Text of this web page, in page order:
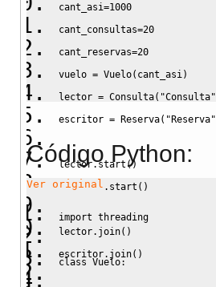
cant_asi=1000
cant_consultas=20
cant_reservas=20
vuelo = Vuelo( cant_asi )
lector = Consulta( "Consulta"
escritor = Reserva( "Reserva"
lector.start ()
escritor. start ( )
lector. join( )
escritor. join( )
Código Python:
Ver original
import threading
class Vuelo: